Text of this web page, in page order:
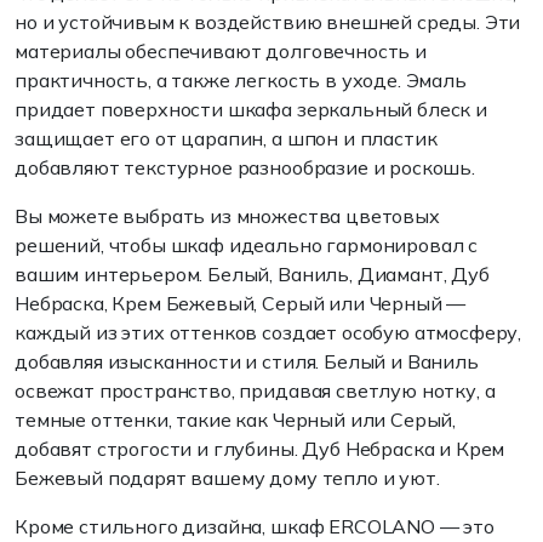
но и устойчивым к воздействию внешней среды. Эти
материалы обеспечивают долговечность и
практичность, а также легкость в уходе. Эмаль
придает поверхности шкафа зеркальный блеск и
защищает его от царапин, а шпон и пластик
добавляют текстурное разнообразие и роскошь.
Вы можете выбрать из множества цветовых
решений, чтобы шкаф идеально гармонировал с
вашим интерьером. Белый, Ваниль, Диамант, Дуб
Небраска, Крем Бежевый, Серый или Черный —
каждый из этих оттенков создает особую атмосферу,
добавляя изысканности и стиля. Белый и Ваниль
освежат пространство, придавая светлую нотку, а
темные оттенки, такие как Черный или Серый,
добавят строгости и глубины. Дуб Небраска и Крем
Бежевый подарят вашему дому тепло и уют.
Кроме стильного дизайна, шкаф ERCOLANO — это